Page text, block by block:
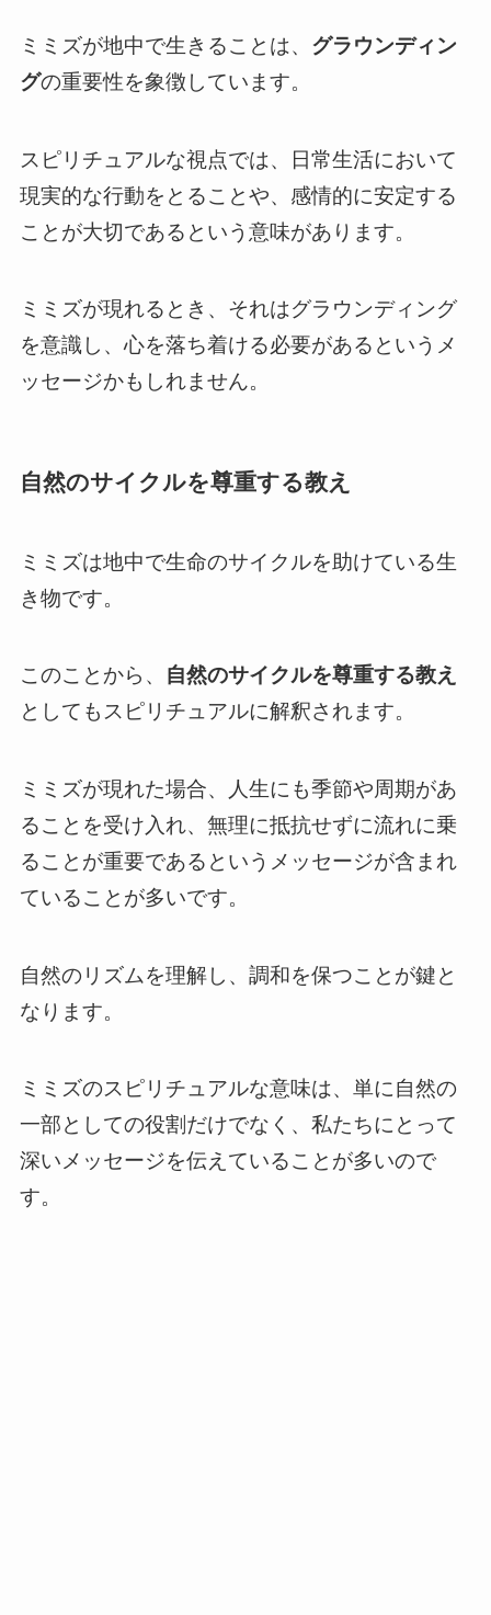
ミミズが地中で生きることは、 グラウンディン
グの重要性を象徴しています。
スピリチュアルな視点では、日常生活において
現実的な行動をとることや、感情的に安定する
ことが大切であるという意味があります。
ミミズが現れるとき、それはグラウンディング
を意識し、心を落ち着ける必要があるというメ
ッセージかもしれません。
自然のサイクルを尊重する教え
ミミズは地中で生命のサイクルを助けている生
き物です。
このことから、 自然のサイクルを尊重する教え
としてもスピリチュアルに解釈されます。
ミミズが現れた場合、人生にも季節や周期があ
ることを受け入れ、無理に抵抗せずに流れに乗
ることが重要であるというメッセージが含まれ
ていることが多いです。
自然のリズムを理解し、調和を保つことが鍵と
なります。
ミミズのスピリチュアルな意味は、単に自然の
一部としての役割だけでなく、私たちにとって
深いメッセージを伝えていることが多いので
す。